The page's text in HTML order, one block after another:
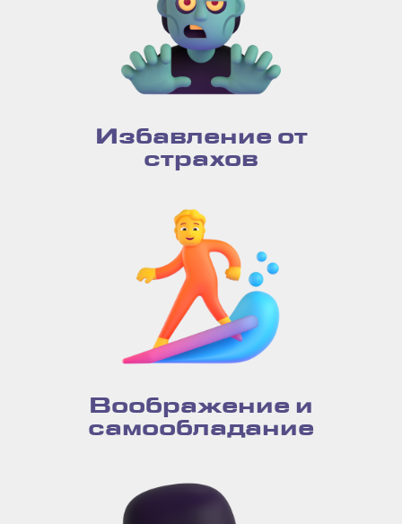
Избавление от
страхов
Воображение и
самообладание